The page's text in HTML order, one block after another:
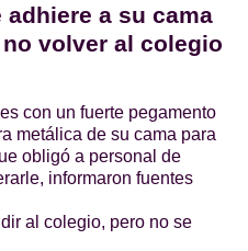
a su cama
volver al colegio
con un fuerte pegamento
metálica de su cama para
obligó a personal de
informaron fuentes
al colegio, pero no se